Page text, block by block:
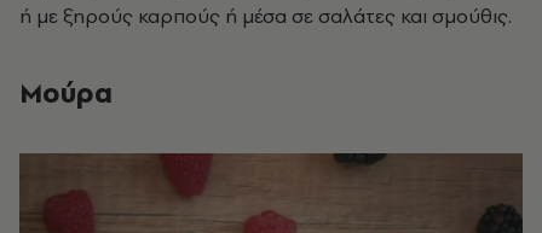
ή με ξηρούς καρπούς ή μέσα σε σαλάτες και σμούθις.
Μούρα